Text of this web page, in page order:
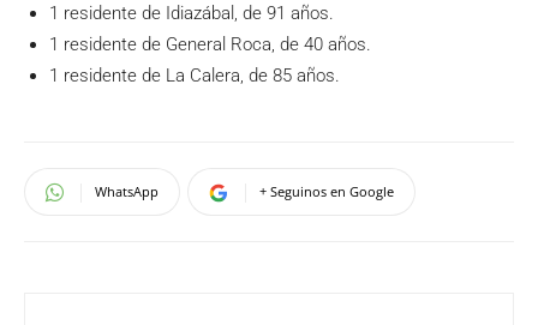
1 residente de Idiazábal, de 91 años.
1 residente de General Roca, de 40 años.
1 residente de La Calera, de 85 años.
WhatsApp + Seguinos en Google